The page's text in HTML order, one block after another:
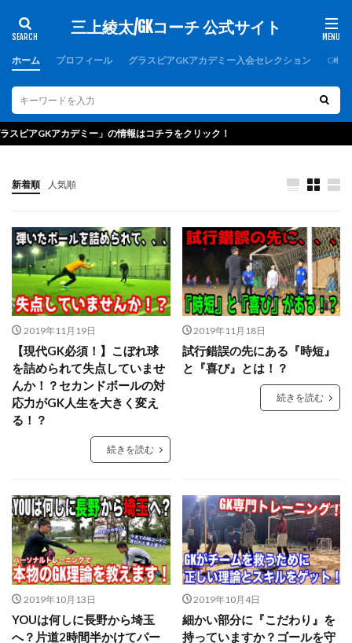
三上綾太/GKコーチ 公式サイト
ホーム プロフィール グラスピアGKアカデミー入会セレクション GK
デミー」の情報はコチラをクリック！
新着順 人気順
2019年11月19日
【現代GK必須！】こぼれ球
を詰められて失点していませ
んか！？セカンドボールの対
応力がGK人生を大きく変え
る！？
続きを読む
2019年11月18日
試行錯誤の先にある『時短』
と『喜び』とは！？
続きを読む
2019年10月13日
YOUは何しに長野から埼玉
へ？片道2時間半かけてパー
2019年10月4日
細かい部分に『こだわり』を
持っていますか？ゴールを守
カテゴリー
タグ
1000人突破記念 1周年 1対1
2019
2021年度
2歩 2種登録
erebos
GKアカデミー
GKコーチ育成コーススタンダード
GKコーチ育成コースプレミアム
GKスクール
GKトレーニング
GKパンツ
GK初心者
GK専門
GK専門パーソナルトレーニング
GK専門パーソナルトレーニングの第一人者
GK指導
GK理論
GK練習 GK道具
GRASPIA
hosoccer
iPhone
Jヴィレッジ
McDavid
Thailand international youth Cup
U-14
urawareds Xブロック
YouTube
YOUは何しに日本へ
ところざわさくらタウン
なでしこ
ゆるトレ
アウトプット
アジリティー
アタック
アトレティコ・マドリード
アリソン・ベッカ
アリソン・ベッカー
アルコルコン
アルビレックス新潟
イタリア
インターネット
インナーダイビング
エデルソン